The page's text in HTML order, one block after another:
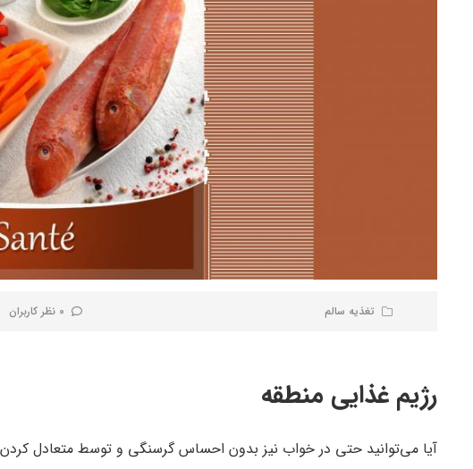
تغذیه سالم 0 نظر کاربران
رژیم غذایی منطقه
آیا می‌توانید حتی در خواب نیز بدون احساس گرسنگی و توسط متعادل